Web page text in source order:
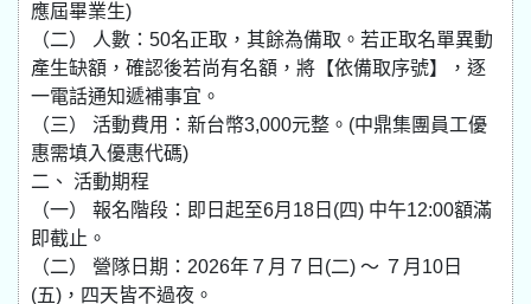
應屆畢業生)
（二） 人數：50名正取，其餘為備取。若正取名單異動
產生缺額，確認後若尚有名額，將【依備取序號】，逐
一電話通知遞補事宜。
（三） 活動費用：新台幣3,000元整。(中鼎集團員工優
惠需填入優惠代碼)
二、 活動期程
（一） 報名階段：即日起至6月18日(四) 中午12:00額滿
即截止。
（二） 營隊日期：2026年７月７日(二) 〜 ７月10日
(五)，四天皆不過夜。